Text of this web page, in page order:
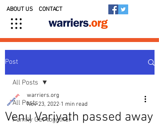
ABOUT US CONTACT
Post
All Posts
Family Get-together
All Posts
Venu Variyath passed away
warriers.org
Nov 23, 2022 1 min read